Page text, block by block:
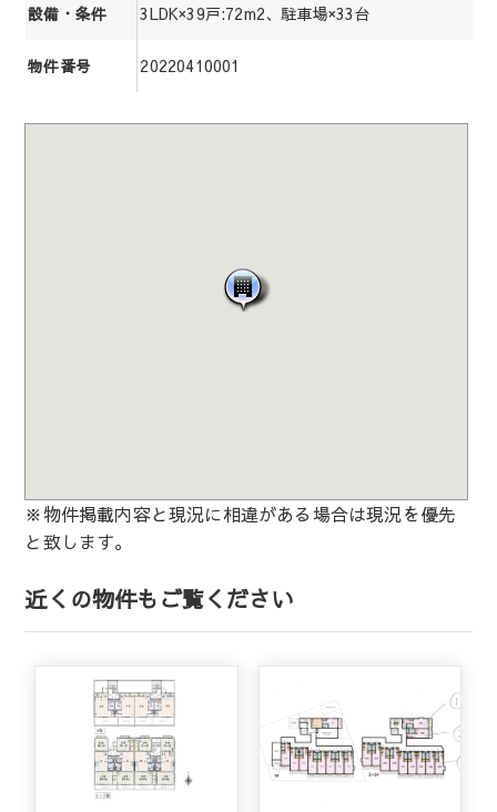
設備・条件 3LDK×39戸:72m2、駐車場×33台
物件番号 20220410001
※物件掲載内容と現況に相違がある場合は現況を優先
と致します。
近くの物件もご覧ください